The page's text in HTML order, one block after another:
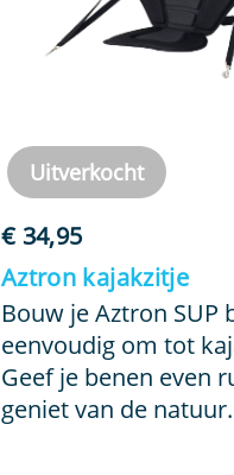
Uitverkocht
€34,95
Aztron kajakzitje
Bouw je Aztron SUP
eenvoudig om tot
Geef je benen even
geniet van de